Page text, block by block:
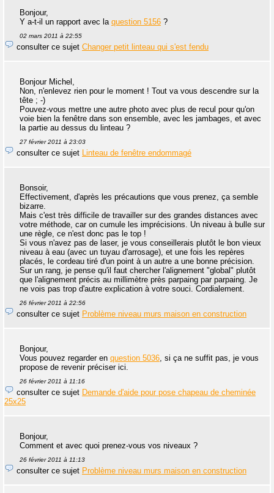
Bonjour,
Y a-t-il un rapport avec la question 5156 ?
02 mars 2011 à 22:55
consulter ce sujet Changer petit linteau qui s'est fendu
Bonjour Michel,
Non, n'enlevez rien pour le moment ! Tout va vous descendre sur la
tête ; -)
Pouvez-vous mettre une autre photo avec plus de recul pour qu'on
voie bien la fenêtre dans son ensemble, avec les jambages, et avec
la partie au dessus du linteau ?
27 février 2011 à 23:03
consulter ce sujet Linteau de fenêtre endommagé
Bonsoir,
Effectivement, d'après les précautions que vous prenez, ça semble
bizarre.
Mais c'est très difficile de travailler sur des grandes distances avec
votre méthode, car on cumule les imprécisions. Un niveau à bulle sur
une règle, ce n'est donc pas le top !
Si vous n'avez pas de laser, je vous conseillerais plutôt le bon vieux
niveau à eau (avec un tuyau d'arrosage), et une fois les repères
placés, le cordeau tiré d'un point à un autre a une bonne précision.
Sur un rang, je pense qu'il faut chercher l'alignement "global" plutôt
que l'alignement précis au millimètre près parpaing par parpaing. Je
ne vois pas trop d'autre explication à votre souci. Cordialement.
26 février 2011 à 22:56
consulter ce sujet Problème niveau murs maison en construction
Bonjour,
Vous pouvez regarder en question 5036 , si ça ne suffit pas, je vous
propose de revenir préciser ici.
26 février 2011 à 11:16
consulter ce sujet Demande d'aide pour pose chapeau de cheminée
25x25
Bonjour,
Comment et avec quoi prenez-vous vos niveaux ?
26 février 2011 à 11:13
consulter ce sujet Problème niveau murs maison en construction